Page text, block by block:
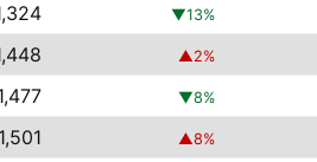
▼13%
▲2%
▼8%
1,501 ▲8%